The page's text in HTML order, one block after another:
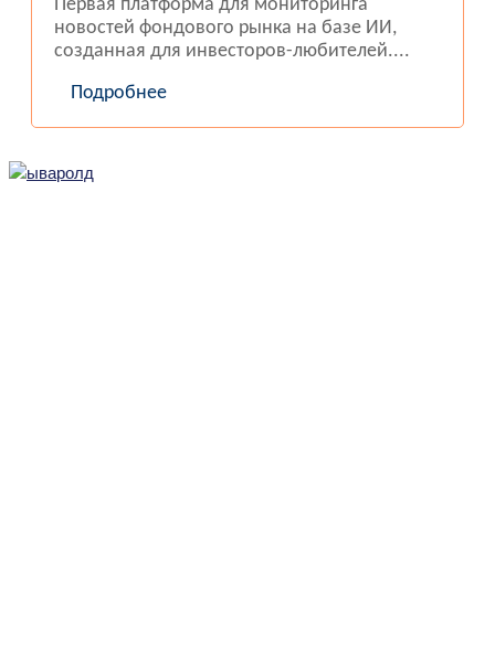
Первая платформа для мониторинга
новостей фондового рынка на базе ИИ,
созданная для инвесторов-любителей....
Подробнее